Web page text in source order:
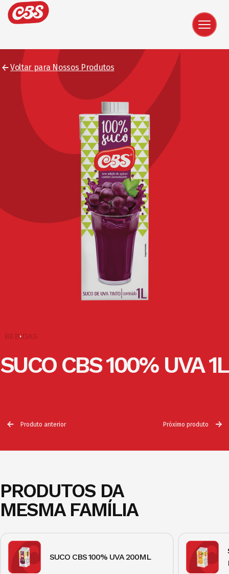
Produto anterior
Voltar para Nossos Produtos
BEBIDAS
SUCO CBS 100% UVA 1L
Próximo produto
PRODUTOS DA
MESMA FAMÍLIA
SUCO CBS 100% UVA 200ML